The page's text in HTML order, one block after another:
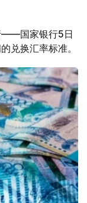
——国家银行5日
兑换汇率标准。